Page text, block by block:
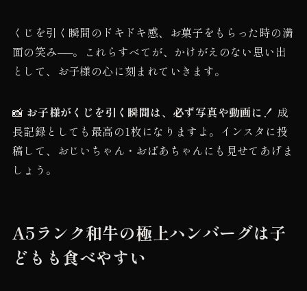
くじを引く瞬間のドキドキ感、お菓子をもらった時の満
面の笑み──。これらすべてが、かけがえのない思い出
として、お子様の心に刻まれていきます。
📸 お子様がくじを引く瞬間は、必ず写真や動画に！ 成
長記録としても最高の1枚になりますよ。インスタに投
稿して、おじいちゃん・おばあちゃんにも見せてあげま
しょう。
A5ランク和牛の極上ハンバーグは子
どもも食べやすい